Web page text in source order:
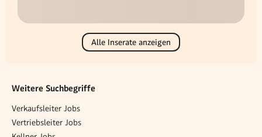
Alle Inserate anzeigen
Weitere Suchbegriffe
Verkaufsleiter Jobs
Vertriebsleiter Jobs